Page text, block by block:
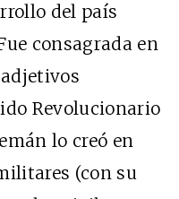
del país
consagrada en
Revolucionario
lo creó en
(con su